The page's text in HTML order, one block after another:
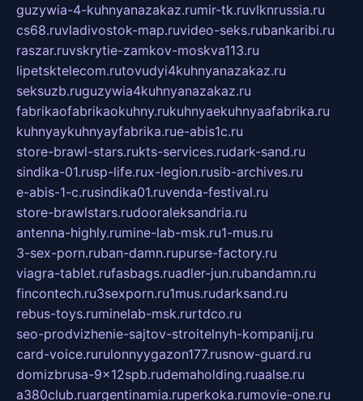
guzywia-4-kuhnyanazakaz.rumir-tk.ruvlknrussia.ru
cs68.ruvladivostok-map.ruvideo-seks.rubankaribi.ru
raszar.ruvskrytie-zamkov-moskva113.ru
lipetsktelecom.rutovudyi4kuhnyanazakaz.ru
seksuzb.ruguzywia4kuhnyanazakaz.ru
fabrikaofabrikaokuhny.rukuhnyaekuhnyaafabrika.ru
kuhnyaykuhnyayfabrika.rue-abis1c.ru
store-brawl-stars.rukts-services.rudark-sand.ru
sindika-01.rusp-life.rux-legion.rusib-archives.ru
e-abis-1-c.rusindika01.ruvenda-festival.ru
store-brawlstars.rudooraleksandria.ru
antenna-highly.rumine-lab-msk.ru1-mus.ru
3-sex-porn.ruban-damn.rupurse-factory.ru
viagra-tablet.rufasbags.ruadler-jun.rubandamn.ru
fincontech.ru3sexporn.ru1mus.rudarksand.ru
rebus-toys.ruminelab-msk.rurtdco.ru
seo-prodvizhenie-sajtov-stroitelnyh-kompanij.ru
card-voice.rurulonnyygazon177.rusnow-guard.ru
domizbrusa-9x12spb.rudemaholding.ruaalse.ru
a380club.ruargentinamia.ruperkoka.rumovie-one.ru